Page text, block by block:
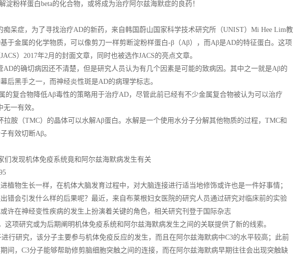
淀粉样蛋白beta的化合物，或将成为治疗阿尔兹海默症的良药！
痴呆症，为了寻找治疗AD的新药，来自韩国蔚山国家科学技术研究所（UNIST）Mi Hee Lim教
于金属的化学物质，可以像剪刀一样剪断淀粉样蛋白-β（Aβ），而Aβ是AD的特征蛋白。这项
）2017年2月的封面文章，同时也被选作JACS的亮点文章。
的确切病因还不清楚，但是研究人员认为有几个因素是可能的致病因。其中之一就是Aβ的
后黑手之一，而神经炎性斑是AD的病理学标志。
的复合物降低Aβ毒性的策略用于治疗AD，尽管此前已经有不少金属复合物被认为可以治疗
一有效。
拉胺（TMC）的晶体可以水解Aβ蛋白。水解是一个使用水分子分解其他物质的过程，TMC和
有效切断Aβ。
们发现机体免疫系统竟和阿尔兹海默病发生有关
植物生长一样，在机体大脑发育过程中，对大脑连接进行适当地修饰或许也是一件好事情；
错会引发什么样的后果呢？最近，来自布莱根妇女医院的研究人员通过研究对临床前的实验
许在神经变性疾病的发生上扮演着关键的角色，相关研究刊登于国际杂志
这项研究或为后期阐明机体免疫系统和阿尔兹海默病发生之间的关联提供了新的线索。
行研究，该分子主要参与机体免疫反应的发生，而且在阿尔兹海默病中C3的水平较高；此前
间，C3分子能够帮助修剪脑细胞突触之间的连接，而在阿尔兹海默病早期往往会出现突触缺